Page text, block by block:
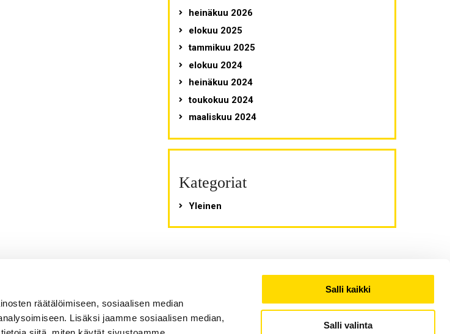
räätälöimiseen, sosiaalisen median
Lisäksi jaamme sosiaalisen median,
Salli kaikki
Salli valinta
heinäkuu 2026
elokuu 2025
tammikuu 2025
elokuu 2024
heinäkuu 2024
toukokuu 2024
maaliskuu 2024
Kategoriat
Yleinen